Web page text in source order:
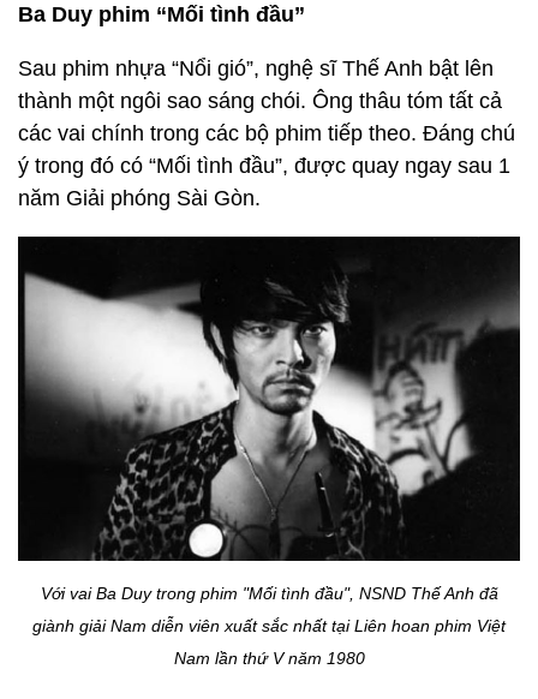
Ba Duy phim “Mối tình đầu”
Sau phim nhựa “Nổi gió”, nghệ sĩ Thế Anh bật lên
thành một ngôi sao sáng chói. Ông thâu tóm tất cả
các vai chính trong các bộ phim tiếp theo. Đáng chú
ý trong đó có “Mối tình đầu”, được quay ngay sau 1
năm Giải phóng Sài Gòn.
Với vai Ba Duy trong phim "Mối tình đầu", NSND Thế Anh đã
giành giải Nam diễn viên xuất sắc nhất tại Liên hoan phim Việt
Nam lần thứ V năm 1980